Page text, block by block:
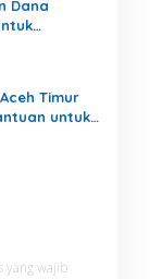
Dana
Timur
untuk
yang wajib